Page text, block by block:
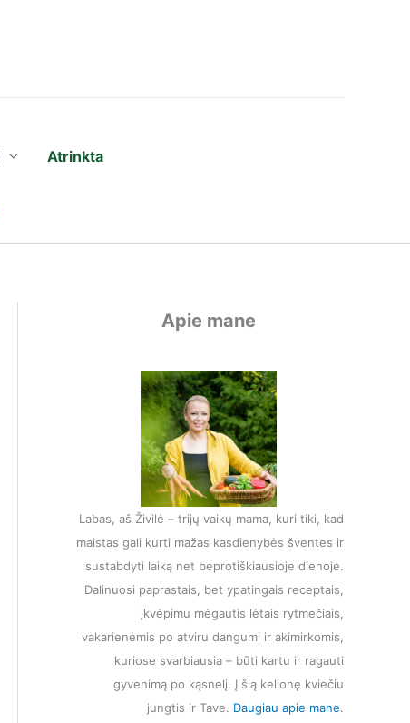
Atrinkta
Apie mane
Labas, aš Živilė – trijų vaikų mama, kuri tiki, kad
maistas gali kurti mažas kasdienybės šventes ir
sustabdyti laiką net beprotiškiausioje dienoje.
Dalinuosi paprastais, bet ypatingais receptais,
įkvėpimu mėgautis lėtais rytmečiais,
vakarienėmis po atviru dangumi ir akimirkomis,
kuriose svarbiausia – būti kartu ir ragauti
gyvenimą po kąsnelį. Į šią kelionę kviečiu
jungtis ir Tave. Daugiau apie mane.